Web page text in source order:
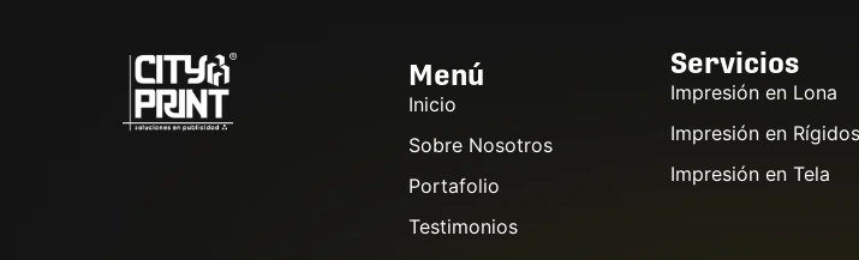
Menú
Inicio
Sobre Nosotros
Portafolio
Testimonios
Servicios
Impresión en Lona
Impresión en Rígidos
Impresión en Tela